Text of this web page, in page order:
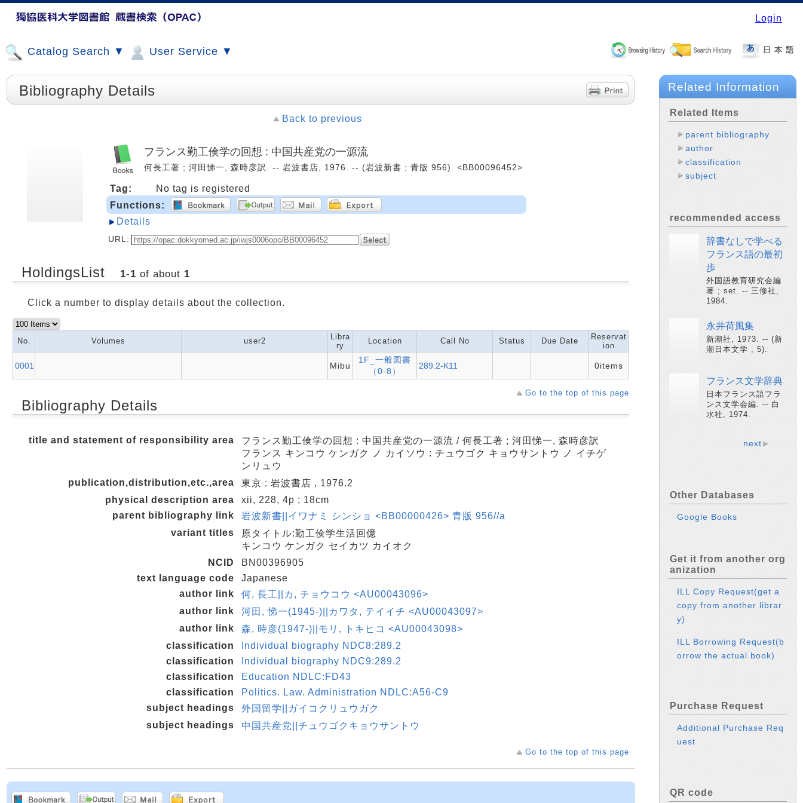
Login
Catalog Search ▼ User Service ▼
Bibliography Details
Back to previous
フランス勤工倹学の回想 : 中国共産党の一源流
何長工著 ; 河田悌一, 森時彦訳. -- 岩波書店, 1976. -- (岩波新書 ; 青版 956). <BB00096452>
Tag:
No tag is registered
Functions:
Details
URL:
HoldingsList 1-1 of about 1
Click a number to display details about the collection.
No. Volumes user2
Libra
ry
Location Call No Status Due Date
Reservat
ion
0001 Mibu
1F_一般図書
（0-8）
289.2-K11 0items
Go to the top of this page
Bibliography Details
title and statement of responsibility area
フランス勤工倹学の回想 : 中国共産党の一源流 / 何長工著 ; 河田悌一, 森時彦訳
フランス キンコウ ケンガク ノ カイソウ : チュウゴク キョウサントウ ノ イチゲ
ンリュウ
publication,distribution,etc.,area
東京 : 岩波書店 , 1976.2
physical description area
xii, 228, 4p ; 18cm
parent bibliography link
岩波新書||イワナミ シンショ <BB00000426> 青版 956//a
variant titles
原タイトル:勤工倹学生活回億
キンコウ ケンガク セイカツ カイオク
NCID
BN00396905
text language code
Japanese
author link
何, 長工||カ, チョウコウ <AU00043096>
author link
河田, 悌一(1945-)||カワタ, テイイチ <AU00043097>
author link
森, 時彦(1947-)||モリ, トキヒコ <AU00043098>
classification
Individual biography NDC8:289.2
classification
Individual biography NDC9:289.2
classification
Education NDLC:FD43
classification
Politics. Law. Administration NDLC:A56-C9
subject headings
外国留学||ガイコクリュウガク
subject headings
中国共産党||チュウゴクキョウサントウ
Go to the top of this page
Related Information
Related Items
parent bibliography
author
classification
subject
recommended access
辞書なしで学べる
フランス語の最初
歩
外国語教育研究会編
著 ; set. -- 三修社,
1984.
永井荷風集
新潮社, 1973. -- (新
潮日本文学 ; 5).
フランス文学辞典
日本フランス語フラ
ンス文学会編. -- 白
水社, 1974.
next
Other Databases
Google Books
Get it from another org
anization
ILL Copy Request(get a
copy from another librar
y)
ILL Borrowing Request(b
orrow the actual book)
Purchase Request
Additional Purchase Req
uest
QR code